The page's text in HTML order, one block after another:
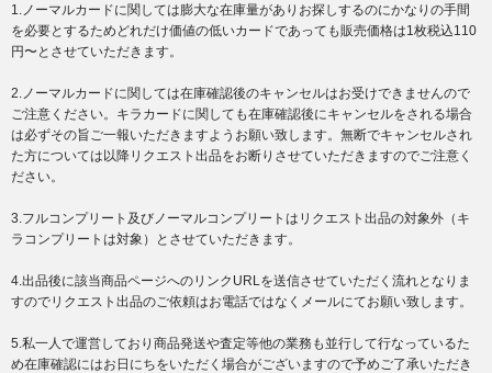
1.ノーマルカードに関しては膨大な在庫量がありお探しするのにかなりの手間
を必要とするためどれだけ価値の低いカードであっても販売価格は1枚税込110
円〜とさせていただきます。
2.ノーマルカードに関しては在庫確認後のキャンセルはお受けできませんので
ご注意ください。キラカードに関しても在庫確認後にキャンセルをされる場合
は必ずその旨ご一報いただきますようお願い致します。無断でキャンセルされ
た方については以降リクエスト出品をお断りさせていただきますのでご注意く
ださい。
3.フルコンプリート及びノーマルコンプリートはリクエスト出品の対象外（キ
ラコンプリートは対象）とさせていただきます。
4.出品後に該当商品ページへのリンクURLを送信させていただく流れとなりま
すのでリクエスト出品のご依頼はお電話ではなくメールにてお願い致します。
5.私一人で運営しており商品発送や査定等他の業務も並行して行なっているた
め在庫確認にはお日にちをいただく場合がございますので予めご了承いただき